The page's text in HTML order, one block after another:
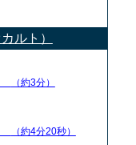
ルト）
（約3分）
（約4分20秒）